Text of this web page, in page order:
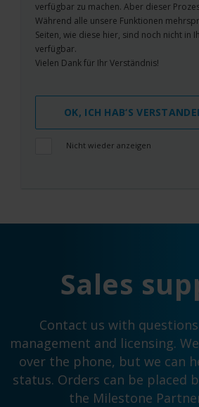
verfügbar zu machen. Aber dieser
Während alle unsere Funktionen
Seiten, wie diese hier, sind noch nicht in
verfügbar.
Vielen Dank für Ihr Verständnis!
OK, ICH HAB‘S
Nicht wieder anzeigen
Sales
Contact us with
management and licensing.
over the phone, but we can
status. Orders can be placed
the Milestone